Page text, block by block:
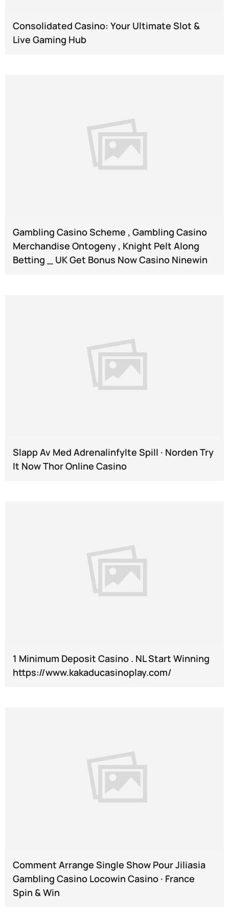
Consolidated Casino: Your Ultimate Slot &
Live Gaming Hub
Gambling Casino Scheme , Gambling Casino
Merchandise Ontogeny , Knight Pelt Along
Betting _ UK Get Bonus Now Casino Ninewin
Slapp Av Med Adrenalinfylte Spill · Norden Try
It Now Thor Online Casino
1 Minimum Deposit Casino . NL Start Winning
https://www.kakaducasinoplay.com/
Comment Arrange Single Show Pour Jiliasia
Gambling Casino Locowin Casino · France
Spin & Win